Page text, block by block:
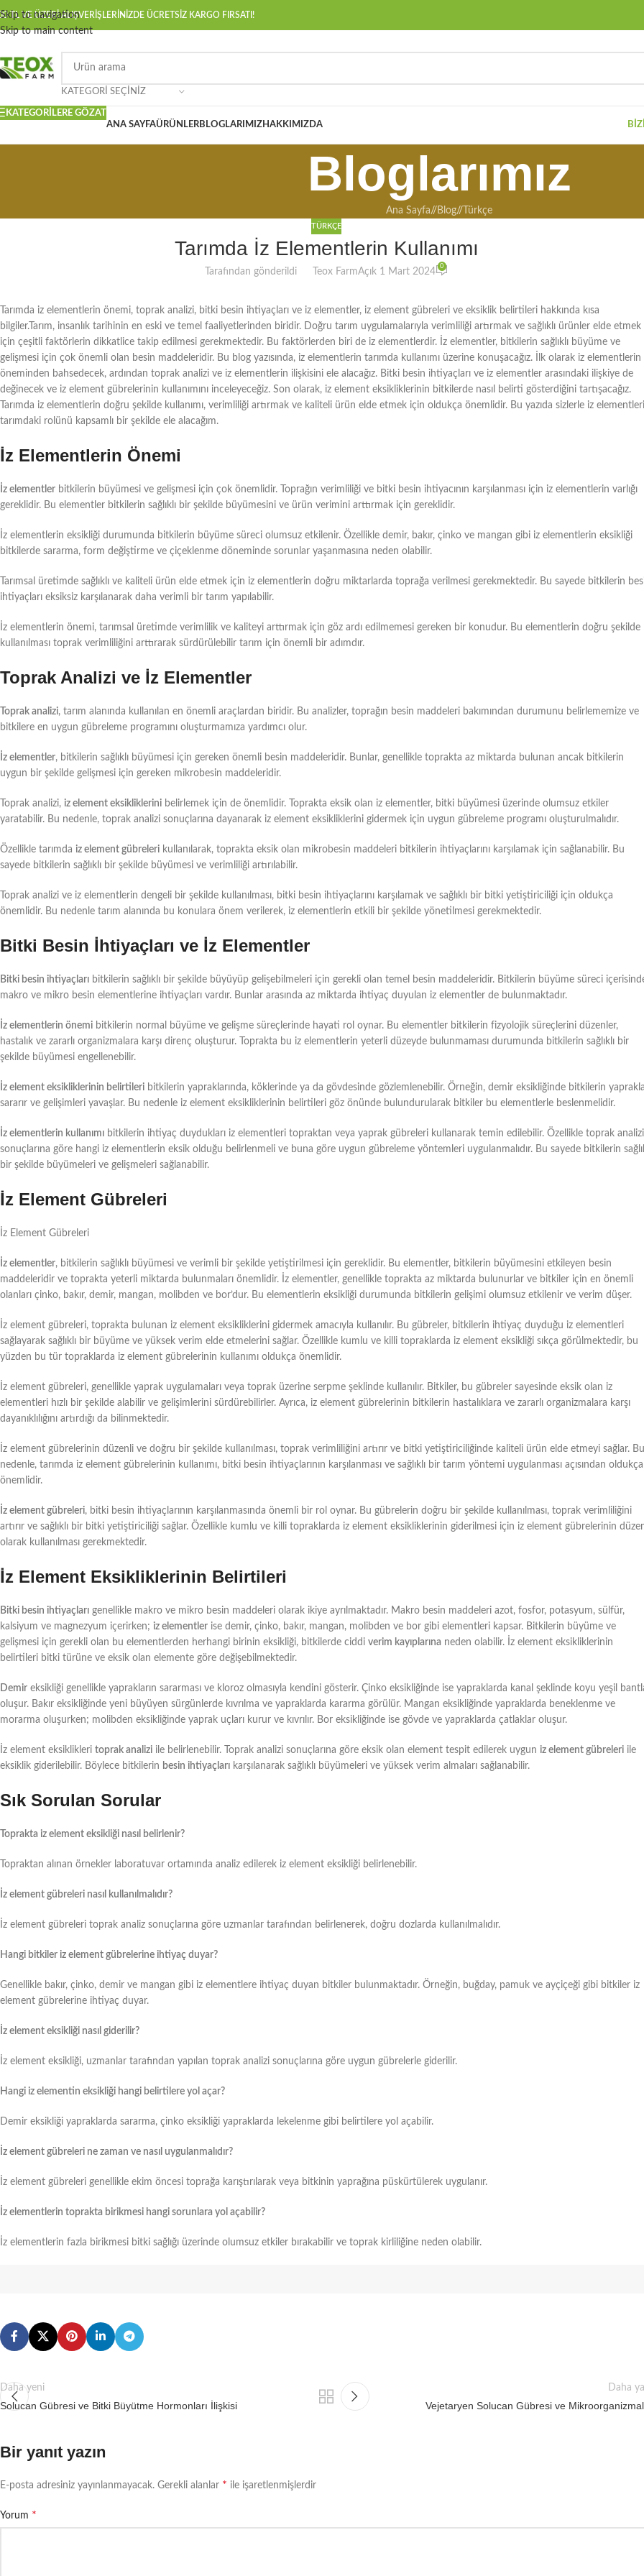
Skip to navigation
Skip to main content
TL VE ÜZERİ ALIŞVERİŞLERİNİZDE ÜCRETSİZ KARGO FIRSATI!
KATEGORI SEÇINIZ
KATEGORILERE GÖZAT
ANA SAYFAÜRÜNLERBLOGLARIMIZHAKKIMIZDA
Bloglarımız
Ana Sayfa/ Blog/ Türkçe
TÜRKÇE
Tarımda İz Elementlerin Kullanımı
Tarafından gönderildi Teox FarmAçık 1 Mart 2024
0
Tarımda iz elementlerin önemi, toprak analizi, bitki besin ihtiyaçları ve iz elementler, iz element gübreleri ve eksiklik belirtileri hakkında kısa
bilgiler.Tarım, insanlık tarihinin en eski ve temel faaliyetlerinden biridir. Doğru tarım uygulamalarıyla verimliliği artırmak ve sağlıklı ürünler elde etmek
için çeşitli faktörlerin dikkatlice takip edilmesi gerekmektedir. Bu faktörlerden biri de iz elementlerdir. İz elementler, bitkilerin sağlıklı büyüme ve
gelişmesi için çok önemli olan besin maddeleridir. Bu blog yazısında, iz elementlerin tarımda kullanımı üzerine konuşacağız. İlk olarak iz elementlerin
öneminden bahsedecek, ardından toprak analizi ve iz elementlerin ilişkisini ele alacağız. Bitki besin ihtiyaçları ve iz elementler arasındaki ilişkiye de
değinecek ve iz element gübrelerinin kullanımını inceleyeceğiz. Son olarak, iz element eksikliklerinin bitkilerde nasıl belirti gösterdiğini tartışacağız.
Tarımda iz elementlerin doğru şekilde kullanımı, verimliliği artırmak ve kaliteli ürün elde etmek için oldukça önemlidir. Bu yazıda sizlerle iz
tarımdaki rolünü kapsamlı bir şekilde ele alacağım.
İz Elementlerin Önemi
İz elementler bitkilerin büyümesi ve gelişmesi için çok önemlidir. Toprağın verimliliği ve bitki besin ihtiyacının karşılanması için iz elementlerin varlığı
gereklidir. Bu elementler bitkilerin sağlıklı bir şekilde büyümesini ve ürün verimini arttırmak için gereklidir.
İz elementlerin eksikliği durumunda bitkilerin büyüme süreci olumsuz etkilenir. Özellikle demir, bakır, çinko ve mangan gibi iz elementlerin eksikliği
bitkilerde sararma, form değiştirme ve çiçeklenme döneminde sorunlar yaşanmasına neden olabilir.
Tarımsal üretimde sağlıklı ve kaliteli ürün elde etmek için iz elementlerin doğru miktarlarda toprağa verilmesi gerekmektedir. Bu sayede bitkilerin
ihtiyaçları eksiksiz karşılanarak daha verimli bir tarım yapılabilir.
İz elementlerin önemi, tarımsal üretimde verimlilik ve kaliteyi arttırmak için göz ardı edilmemesi gereken bir konudur. Bu elementlerin doğru şekilde
kullanılması toprak verimliliğini arttırarak sürdürülebilir tarım için önemli bir adımdır.
Toprak Analizi ve İz Elementler
Toprak analizi, tarım alanında kullanılan en önemli araçlardan biridir. Bu analizler, toprağın besin maddeleri bakımından durumunu belirlememize ve
bitkilere en uygun gübreleme programını oluşturmamıza yardımcı olur.
İz elementler, bitkilerin sağlıklı büyümesi için gereken önemli besin maddeleridir. Bunlar, genellikle toprakta az miktarda bulunan ancak bitkilerin
uygun bir şekilde gelişmesi için gereken mikrobesin maddeleridir.
Toprak analizi, iz element eksikliklerini belirlemek için de önemlidir. Toprakta eksik olan iz elementler, bitki büyümesi üzerinde olumsuz etkiler
yaratabilir. Bu nedenle, toprak analizi sonuçlarına dayanarak iz element eksikliklerini gidermek için uygun gübreleme programı oluşturulmalıdır.
Özellikle tarımda iz element gübreleri kullanılarak, toprakta eksik olan mikrobesin maddeleri bitkilerin ihtiyaçlarını karşılamak için sağlanabilir. Bu
sayede bitkilerin sağlıklı bir şekilde büyümesi ve verimliliği artırılabilir.
Toprak analizi ve iz elementlerin dengeli bir şekilde kullanılması, bitki besin ihtiyaçlarını karşılamak ve sağlıklı bir bitki yetiştiriciliği için oldukça
önemlidir. Bu nedenle tarım alanında bu konulara önem verilerek, iz elementlerin etkili bir şekilde yönetilmesi gerekmektedir.
Bitki Besin İhtiyaçları ve İz Elementler
Bitki besin ihtiyaçları bitkilerin sağlıklı bir şekilde büyüyüp gelişebilmeleri için gerekli olan temel besin maddeleridir. Bitkilerin büyüme süreci
makro ve mikro besin elementlerine ihtiyaçları vardır. Bunlar arasında az miktarda ihtiyaç duyulan iz elementler de bulunmaktadır.
İz elementlerin önemi bitkilerin normal büyüme ve gelişme süreçlerinde hayati rol oynar. Bu elementler bitkilerin fizyolojik süreçlerini düzenler,
hastalık ve zararlı organizmalara karşı direnç oluşturur. Toprakta bu iz elementlerin yeterli düzeyde bulunmaması durumunda bitkilerin sağlıklı bir
şekilde büyümesi engellenebilir.
İz element eksikliklerinin belirtileri bitkilerin yapraklarında, köklerinde ya da gövdesinde gözlemlenebilir. Örneğin, demir eksikliğinde bitkilerin
sararır ve gelişimleri yavaşlar. Bu nedenle iz element eksikliklerinin belirtileri göz önünde bulundurularak bitkiler bu elementlerle beslenmelidir.
İz elementlerin kullanımı bitkilerin ihtiyaç duydukları iz elementleri topraktan veya yaprak gübreleri kullanarak temin edilebilir. Özellikle toprak analizi
sonuçlarına göre hangi iz elementlerin eksik olduğu belirlenmeli ve buna göre uygun gübreleme yöntemleri uygulanmalıdır. Bu sayede bitkilerin
bir şekilde büyümeleri ve gelişmeleri sağlanabilir.
İz Element Gübreleri
İz Element Gübreleri
İz elementler, bitkilerin sağlıklı büyümesi ve verimli bir şekilde yetiştirilmesi için gereklidir. Bu elementler, bitkilerin büyümesini etkileyen besin
maddeleridir ve toprakta yeterli miktarda bulunmaları önemlidir. İz elementler, genellikle toprakta az miktarda bulunurlar ve bitkiler için en önemli
olanları çinko, bakır, demir, mangan, molibden ve bor’dur. Bu elementlerin eksikliği durumunda bitkilerin gelişimi olumsuz etkilenir ve verim düşer.
İz element gübreleri, toprakta bulunan iz element eksikliklerini gidermek amacıyla kullanılır. Bu gübreler, bitkilerin ihtiyaç duyduğu iz elementleri
sağlayarak sağlıklı bir büyüme ve yüksek verim elde etmelerini sağlar. Özellikle kumlu ve killi topraklarda iz element eksikliği sıkça görülmektedir, bu
yüzden bu tür topraklarda iz element gübrelerinin kullanımı oldukça önemlidir.
İz element gübreleri, genellikle yaprak uygulamaları veya toprak üzerine serpme şeklinde kullanılır. Bitkiler, bu gübreler sayesinde eksik olan iz
elementleri hızlı bir şekilde alabilir ve gelişimlerini sürdürebilirler. Ayrıca, iz element gübrelerinin bitkilerin hastalıklara ve zararlı organizmalara karşı
dayanıklılığını artırdığı da bilinmektedir.
İz element gübrelerinin düzenli ve doğru bir şekilde kullanılması, toprak verimliliğini artırır ve bitki yetiştiriciliğinde kaliteli ürün elde etmeyi sağlar. Bu
nedenle, tarımda iz element gübrelerinin kullanımı, bitki besin ihtiyaçlarının karşılanması ve sağlıklı bir tarım yöntemi uygulanması açısından oldukça
önemlidir.
İz element gübreleri, bitki besin ihtiyaçlarının karşılanmasında önemli bir rol oynar. Bu gübrelerin doğru bir şekilde kullanılması, toprak verimliliğini
artırır ve sağlıklı bir bitki yetiştiriciliği sağlar. Özellikle kumlu ve killi topraklarda iz element eksikliklerinin giderilmesi için iz element gübrelerinin
olarak kullanılması gerekmektedir.
İz Element Eksikliklerinin Belirtileri
Bitki besin ihtiyaçları genellikle makro ve mikro besin maddeleri olarak ikiye ayrılmaktadır. Makro besin maddeleri azot, fosfor, potasyum, sülfür,
kalsiyum ve magnezyum içerirken; iz elementler ise demir, çinko, bakır, mangan, molibden ve bor gibi elementleri kapsar. Bitkilerin büyüme ve
gelişmesi için gerekli olan bu elementlerden herhangi birinin eksikliği, bitkilerde ciddi verim kayıplarına neden olabilir. İz element eksikliklerinin
belirtileri bitki türüne ve eksik olan elemente göre değişebilmektedir.
Demir eksikliği genellikle yaprakların sararması ve kloroz olmasıyla kendini gösterir. Çinko eksikliğinde ise yapraklarda kanal şeklinde koyu yeşil
oluşur. Bakır eksikliğinde yeni büyüyen sürgünlerde kıvrılma ve yapraklarda kararma görülür. Mangan eksikliğinde yapraklarda beneklenme ve
morarma oluşurken; molibden eksikliğinde yaprak uçları kurur ve kıvrılır. Bor eksikliğinde ise gövde ve yapraklarda çatlaklar oluşur.
İz element eksiklikleri toprak analizi ile belirlenebilir. Toprak analizi sonuçlarına göre eksik olan element tespit edilerek uygun iz element gübreleri ile
eksiklik giderilebilir. Böylece bitkilerin besin ihtiyaçları karşılanarak sağlıklı büyümeleri ve yüksek verim almaları sağlanabilir.
Sık Sorulan Sorular
Toprakta iz element eksikliği nasıl belirlenir?
Topraktan alınan örnekler laboratuvar ortamında analiz edilerek iz element eksikliği belirlenebilir.
İz element gübreleri nasıl kullanılmalıdır?
İz element gübreleri toprak analiz sonuçlarına göre uzmanlar tarafından belirlenerek, doğru dozlarda kullanılmalıdır.
Hangi bitkiler iz element gübrelerine ihtiyaç duyar?
Genellikle bakır, çinko, demir ve mangan gibi iz elementlere ihtiyaç duyan bitkiler bulunmaktadır. Örneğin, buğday, pamuk ve ayçiçeği gibi bitkiler iz
element gübrelerine ihtiyaç duyar.
İz element eksikliği nasıl giderilir?
İz element eksikliği, uzmanlar tarafından yapılan toprak analizi sonuçlarına göre uygun gübrelerle giderilir.
Hangi iz elementin eksikliği hangi belirtilere yol açar?
Demir eksikliği yapraklarda sararma, çinko eksikliği yapraklarda lekelenme gibi belirtilere yol açabilir.
İz element gübreleri ne zaman ve nasıl uygulanmalıdır?
İz element gübreleri genellikle ekim öncesi toprağa karıştırılarak veya bitkinin yaprağına püskürtülerek uygulanır.
İz elementlerin toprakta birikmesi hangi sorunlara yol açabilir?
İz elementlerin fazla birikmesi bitki sağlığı üzerinde olumsuz etkiler bırakabilir ve toprak kirliliğine neden olabilir.
Daha yeni
Solucan Gübresi ve Bitki Büyütme Hormonları İlişkisi
Daha
Vejetaryen Solucan Gübresi ve
Bir yanıt yazın
E-posta adresiniz yayınlanmayacak. Gerekli alanlar * ile işaretlenmişlerdir
Yorum *